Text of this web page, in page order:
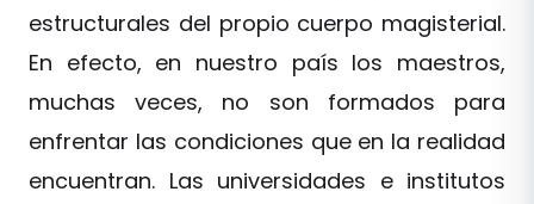
estructurales del propio cuerpo magisterial.
En efecto, en nuestro país los maestros,
muchas veces, no son formados para
enfrentar las condiciones que en la realidad
encuentran. Las universidades e institutos